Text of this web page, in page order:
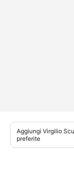
Aggiungi Virgilio
preferite